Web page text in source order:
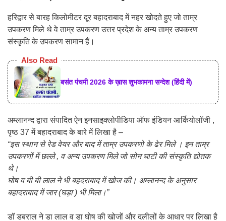
हरिद्वार से बारह किलोमीटर दूर बहादराबाद में नहर खोदते हुए जो ताम्र
उपकरण मिले थे वे ताम्र उपकरण उत्तर प्रदेश के अन्य ताम्र उपकरण
संस्कृति के उपकरण सामान हैं।
Also Read
बसंत पंचमी 2026 के ख़ास शुभकामना सन्देश (हिंदी में)
अम्लानन्द द्वारा संपादित ऐन इनसाइक्लोपीडिया ऑफ इंडियन आर्कियोलॉजी ,
पृष्ठ 37 में बहादराबाद के बारे में लिखा है –
“इस स्थान से रेड वेयर और बाद में ताम्र उपकरणो के ढेर मिले । इन ताम्र
उपकरणों में छल्ले , व अन्य उपकरण मिले जो सोन घाटी की संस्कृति द्योतक
थे।
घोष व बी बी लाल ने भी बहदराबाद में खोज की। अम्लानन्द के अनुसार
बहादराबाद में जार (घड़ा ) भी मिला।”
डॉ डबराल ने डा लाल व डा घोष की खोजों और दलीलों के आधार पर लिखा है